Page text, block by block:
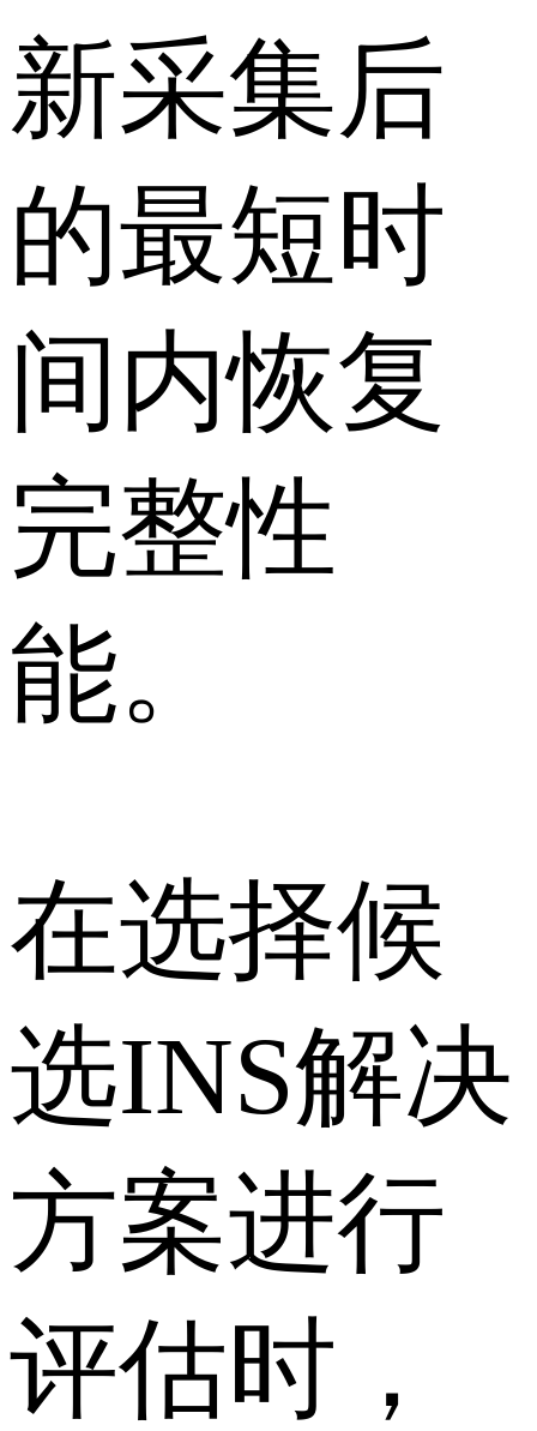
新采集后
的最短时
间内恢复
完整性
能。
在选择候
选INS解决
方案进行
评估时，